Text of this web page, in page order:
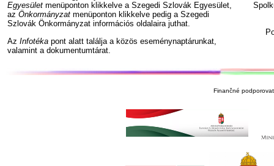
Egyesület menüponton klikkelve a Szegedi Szlovák Egyesület,
az Önkormányzat menüponton klikkelve pedig a Szegedi
Szlovák Önkormányzat információs oldalaira juthat.
Az Infotéka pont alatt találja a közös eseménynaptárunkat,
valamint a dokumentumtárat.
Finančné